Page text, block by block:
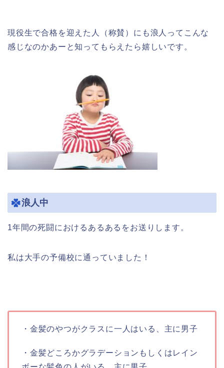
現役生で合格を迎えた人（称賛）にも浪人ってこんな
感じなのかあーと知ってもらえたら嬉しいです。
浪人中
1年間の死闘におけるあるあるをお送りします。
私は大手の予備校に通っていました！
・金髪のやつがクラスに一人はいる、主に男子
・金髪どころかグラデーションもしくはレイン